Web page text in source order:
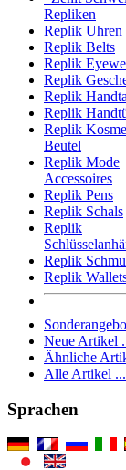
Repliken
Replik Uhren
Replik Belts
Replik
Replik
Replik
Replik
Replik
Beutel
Replik Mode
Accessoires
Replik Pens
Replik Schals
Replik
Replik
Replik
Neue Artikel
Ähnliche
Alle Artikel ...
Sprachen